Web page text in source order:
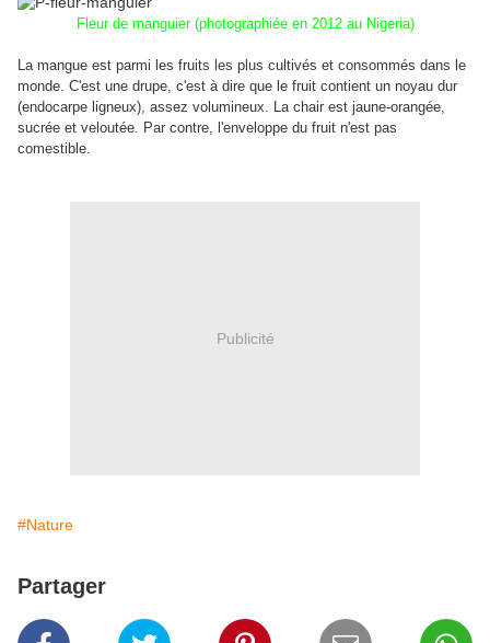
Fleur de manguier (photographiée en 2012 au Nigeria)
La mangue est parmi les fruits les plus cultivés et consommés dans le
monde. C'est une drupe, c'est à dire que le fruit contient un noyau dur
(endocarpe ligneux), assez volumineux. La chair est jaune-orangée,
sucrée et veloutée. Par contre, l'enveloppe du fruit n'est pas
comestible.
Publicité
#Nature
Partager